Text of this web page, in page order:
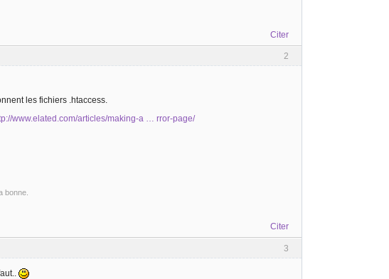
Citer
2
les fichiers .htaccess.
www.elated.com/articles/making-a … rror-page/
bonne.
Citer
3